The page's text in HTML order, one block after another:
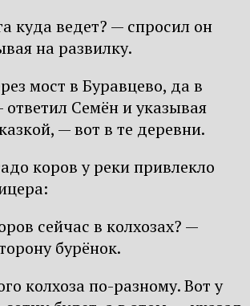
куда ведет? — спросил он
на развилку.
мост в Буравцево, да в
Семён и указывая
— вот в те деревни.
коров у реки привлекло
сейчас в колхозах? —
бурёнок.
колхоза по-разному. Вот у